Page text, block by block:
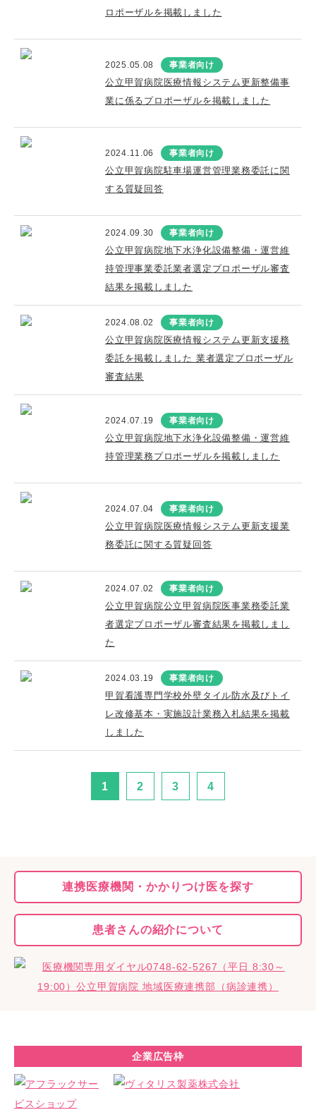
ロポーザルを掲載しました
2025.05.08 事業者向け
公立甲賀病院医療情報システム更新整備事
業に係るプロポーザルを掲載しました
2024.11.06 事業者向け
公立甲賀病院駐車場運営管理業務委託に関
する質疑回答
2024.09.30 事業者向け
公立甲賀病院地下水浄化設備整備・運営維
持管理事業委託業者選定プロポーザル審査
結果を掲載しました
2024.08.02 事業者向け
公立甲賀病院医療情報システム更新支援務
委託を掲載しました 業者選定プロポーザル
審査結果
2024.07.19 事業者向け
公立甲賀病院地下水浄化設備整備・運営維
持管理業務プロポーザルを掲載しました
2024.07.04 事業者向け
公立甲賀病院医療情報システム更新支援業
務委託に関する質疑回答
2024.07.02 事業者向け
公立甲賀病院公立甲賀病院医事業務委託業
者選定プロポーザル審査結果を掲載しまし
た
2024.03.19 事業者向け
甲賀看護専門学校外壁タイル防水及びトイ
レ改修基本・実施設計業務入札結果を掲載
しました
1 2 3 4
連携医療機関・かかりつけ医を探す
患者さんの紹介について
企業広告枠